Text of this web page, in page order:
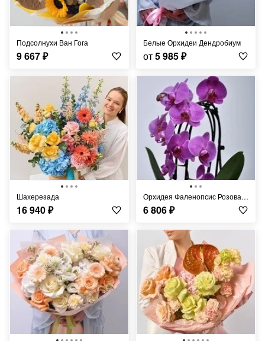
Подсолнухи Ван Гога
9 667₽
Белые Орхидеи Дендробиум
от5 985₽
Шахерезада
16 940₽
Орхидея Фаленопсис Розовая в кашпо
6 806₽